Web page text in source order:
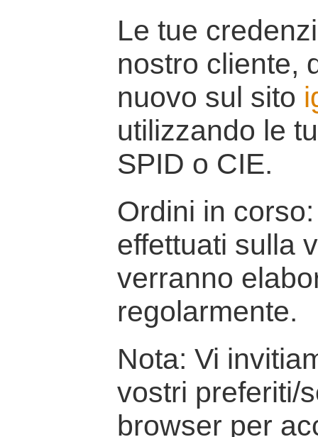
Le tue
nostro cliente,
nuovo sul sito
utilizzando le
SPID o CIE.
Ordini in
effettuati sulla
verranno
regolarmente.
Nota: Vi
vostri preferiti/
browser per